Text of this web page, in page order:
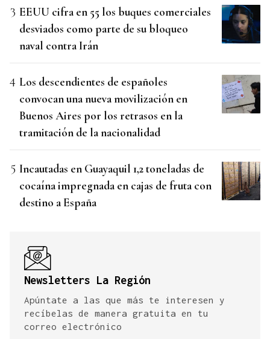
EEUU cifra en 55 los buques comerciales
desviados como parte de su bloqueo
naval contra Irán
Los descendientes de españoles
convocan una nueva movilización en
Buenos Aires por los retrasos en la
tramitación de la nacionalidad
Incautadas en Guayaquil 1,2 toneladas de
cocaína impregnada en cajas de fruta con
destino a España
Newsletters La Región
Apúntate a las que más te interesen y
recíbelas de manera gratuita en tu
correo electrónico